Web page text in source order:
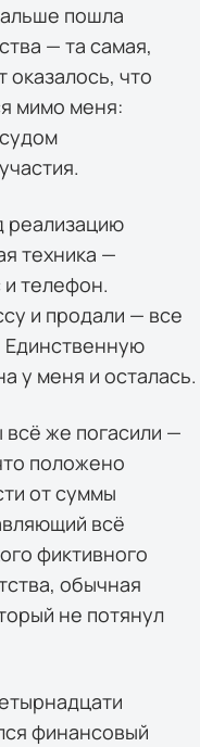
пошла
— та самая,
оказалось, что
мимо меня:
реализацию
техника —
телефон.
и продали — все
Единственную
у меня и осталась.
же погасили —
положено
от суммы
всё
фиктивного
обычная
не потянул
финансовый